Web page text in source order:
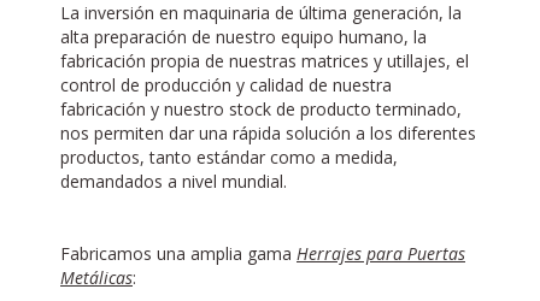
La inversión en maquinaria de última generación, la
alta preparación de nuestro equipo humano, la
fabricación propia de nuestras matrices y utillajes, el
control de producción y calidad de nuestra
fabricación y nuestro stock de producto terminado,
nos permiten dar una rápida solución a los diferentes
productos, tanto estándar como a medida,
demandados a nivel mundial.
Fabricamos una amplia gama Herrajes para Puertas
Metálicas: